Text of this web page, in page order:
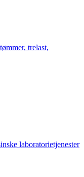
trelast,
laboratorietjenester